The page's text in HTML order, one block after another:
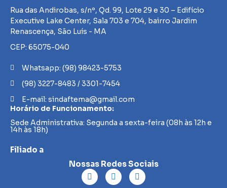
Rua das Andirobas, s/nº, Qd. 99, Lote 29 e 30 – Edifício
Executive Lake Center, Sala 703 e 704, bairro Jardim
Renascença, São Luís - MA
CEP: 65075-040
Whatsapp: (98) 98423-5753
(98) 3227-8483 / 3301-7454
E-mail: sindaftema@gmail.com
Horário de Funcionamento:
Sede Administrativa: Segunda a sexta-feira (08h às 12h e
14h às 18h)
Filiado a
Nossas Redes Sociais